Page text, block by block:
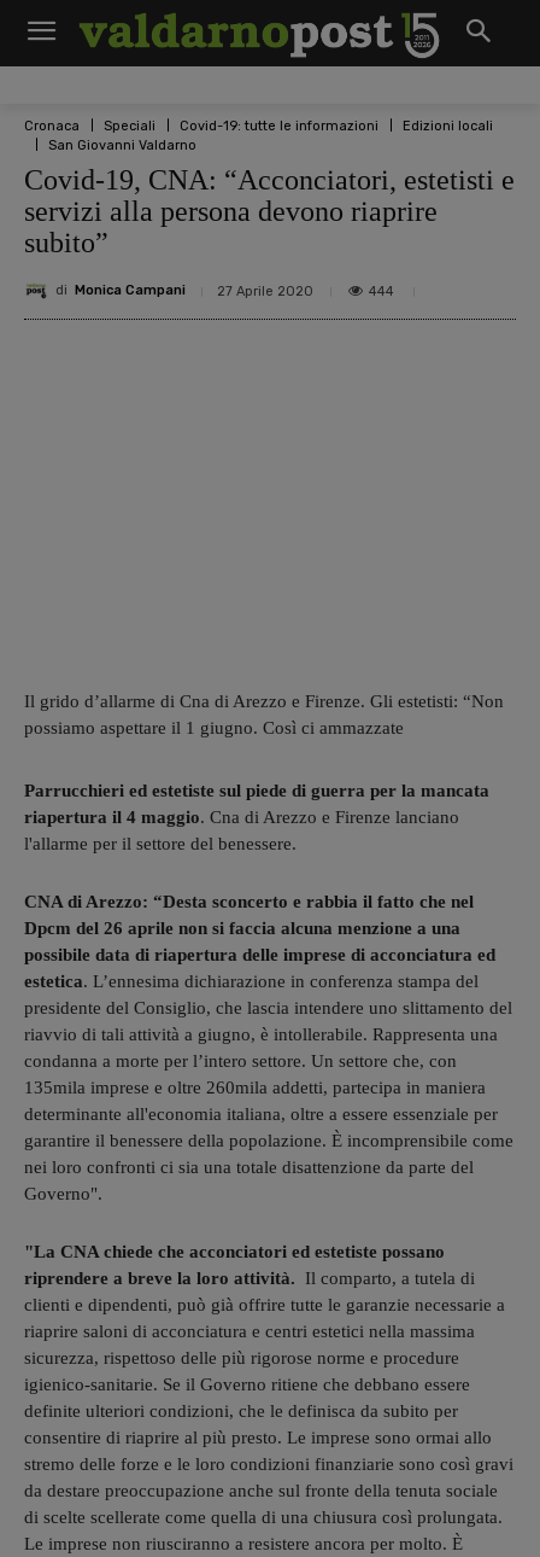
Cronaca Speciali Covid-19: tutte le informazioni
Edizioni locali
San Giovanni Valdarno
Covid-19, CNA: “Acconciatori, estetisti e
servizi alla persona devono riaprire
subito”
di Monica Campani 27 Aprile 2020 444
Il grido d’allarme di Cna di Arezzo e Firenze. Gli estetisti: “Non
possiamo aspettare il 1 giugno. Così ci ammazzate
Parrucchieri ed estetiste sul piede di guerra per la mancata
riapertura il 4 maggio. Cna di Arezzo e Firenze lanciano
l'allarme per il settore del benessere.
CNA di Arezzo: “Desta sconcerto e rabbia il fatto che nel
Dpcm del 26 aprile non si faccia alcuna menzione a una
possibile data di riapertura delle imprese di acconciatura ed
estetica. L’ennesima dichiarazione in conferenza stampa del
presidente del Consiglio, che lascia intendere uno slittamento del
riavvio di tali attività a giugno, è intollerabile. Rappresenta una
condanna a morte per l’intero settore. Un settore che, con
135mila imprese e oltre 260mila addetti, partecipa in maniera
determinante all'economia italiana, oltre a essere essenziale per
garantire il benessere della popolazione. È incomprensibile come
nei loro confronti ci sia una totale disattenzione da parte del
Governo".
"La CNA chiede che acconciatori ed estetiste possano
riprendere a breve la loro attività. Il comparto, a tutela di
clienti e dipendenti, può già offrire tutte le garanzie necessarie a
riaprire saloni di acconciatura e centri estetici nella massima
sicurezza, rispettoso delle più rigorose norme e procedure
igienico-sanitarie. Se il Governo ritiene che debbano essere
definite ulteriori condizioni, che le definisca da subito per
consentire di riaprire al più presto. Le imprese sono ormai allo
stremo delle forze e le loro condizioni finanziarie sono così gravi
da destare preoccupazione anche sul fronte della tenuta sociale
di scelte scellerate come quella di una chiusura così prolungata.
Le imprese non riusciranno a resistere ancora per molto. È